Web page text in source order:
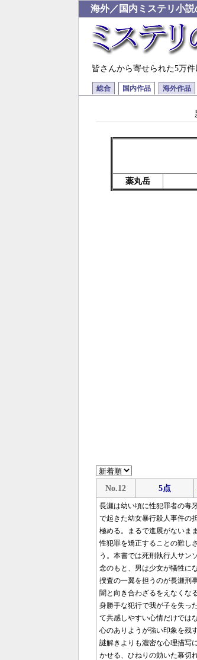
海外／国内ミステリ小
皆さんから寄せられた5万
総合 国内作品 海外作品
薬丸岳
No.12 5点
長瀬は幼い頃に性犯罪者の毒
で起きた幼女暴行殺人事件の
極める。まる
性犯罪を矯正することの難し
う。本書では死刑執行人サン
念のもと、男は少女が犠牲に
捜査の一翼を担うのが長瀬刑
闇と向き合わざるをえなくなる
身勝手な犯行で我が子を失っ
て共感しやすい心情だけでは
心のありようが強い印象を残す
謎解きよりも濃密な心理描写
かせる、ひねりの効いた幕切れ